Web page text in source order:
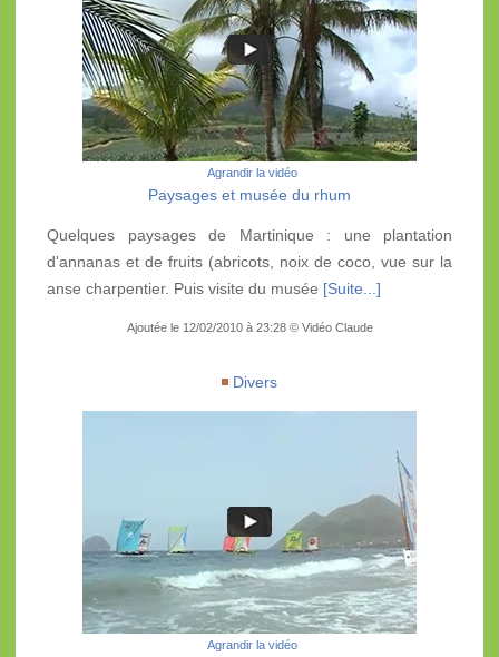
Agrandir la vidéo
Paysages et musée du rhum
Quelques paysages de Martinique : une plantation
d'annanas et de fruits (abricots, noix de coco, vue sur la
anse charpentier. Puis visite du musée [Suite...]
Ajoutée le 12/02/2010 à 23:28 © Vidéo Claude
Divers
Agrandir la vidéo